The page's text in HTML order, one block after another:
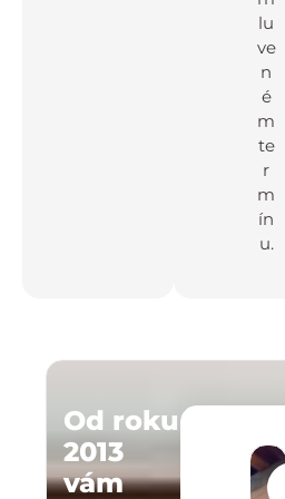
lu
ve
n
é
m
te
r
m
ín
u.
Od roku
2013
vám